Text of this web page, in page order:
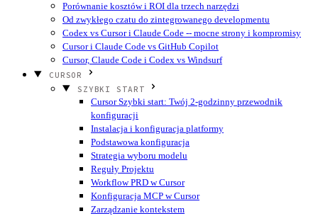
Porównanie kosztów i ROI dla trzech narzędzi
Od zwykłego czatu do zintegrowanego developmentu
Codex vs Cursor i Claude Code -- mocne strony i kompromisy
Cursor i Claude Code vs GitHub Copilot
Cursor, Claude Code i Codex vs Windsurf
CURSOR
SZYBKI START
Cursor Szybki start: Twój 2-godzinny przewodnik
konfiguracji
Instalacja i konfiguracja platformy
Podstawowa konfiguracja
Strategia wyboru modelu
Reguły Projektu
Workflow PRD w Cursor
Konfiguracja MCP w Cursor
Zarządzanie kontekstem